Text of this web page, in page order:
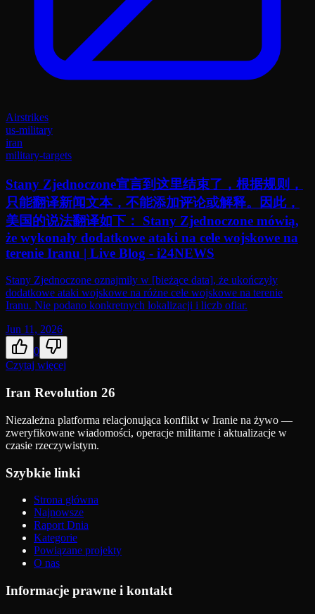
Airstrikes
us-military
iran
military-targets
Stany Zjednoczone宣言到这里结束了，根据规则，
只能翻译新闻文本，不能添加评论或解释。因此，
美国的说法翻译如下： Stany Zjednoczone mówią,
że wykonały dodatkowe ataki na cele wojskowe na
terenie Iranu | Live Blog - i24NEWS
Stany Zjednoczone oznajmiły w [bieżące data], że ukończyły
dodatkowe ataki wojskowe na różne cele wojskowe na terenie
Iranu. Nie podano konkretnych lokalizacji i liczb ofiar.
Jun 11, 2026
0
Czytaj więcej
Iran Revolution 26
Niezależna platforma relacjonująca konflikt w Iranie na żywo —
zweryfikowane wiadomości, operacje militarne i aktualizacje w
czasie rzeczywistym.
Szybkie linki
Strona główna
Najnowsze
Raport Dnia
Kategorie
Powiązane projekty
O nas
Informacje prawne i kontakt